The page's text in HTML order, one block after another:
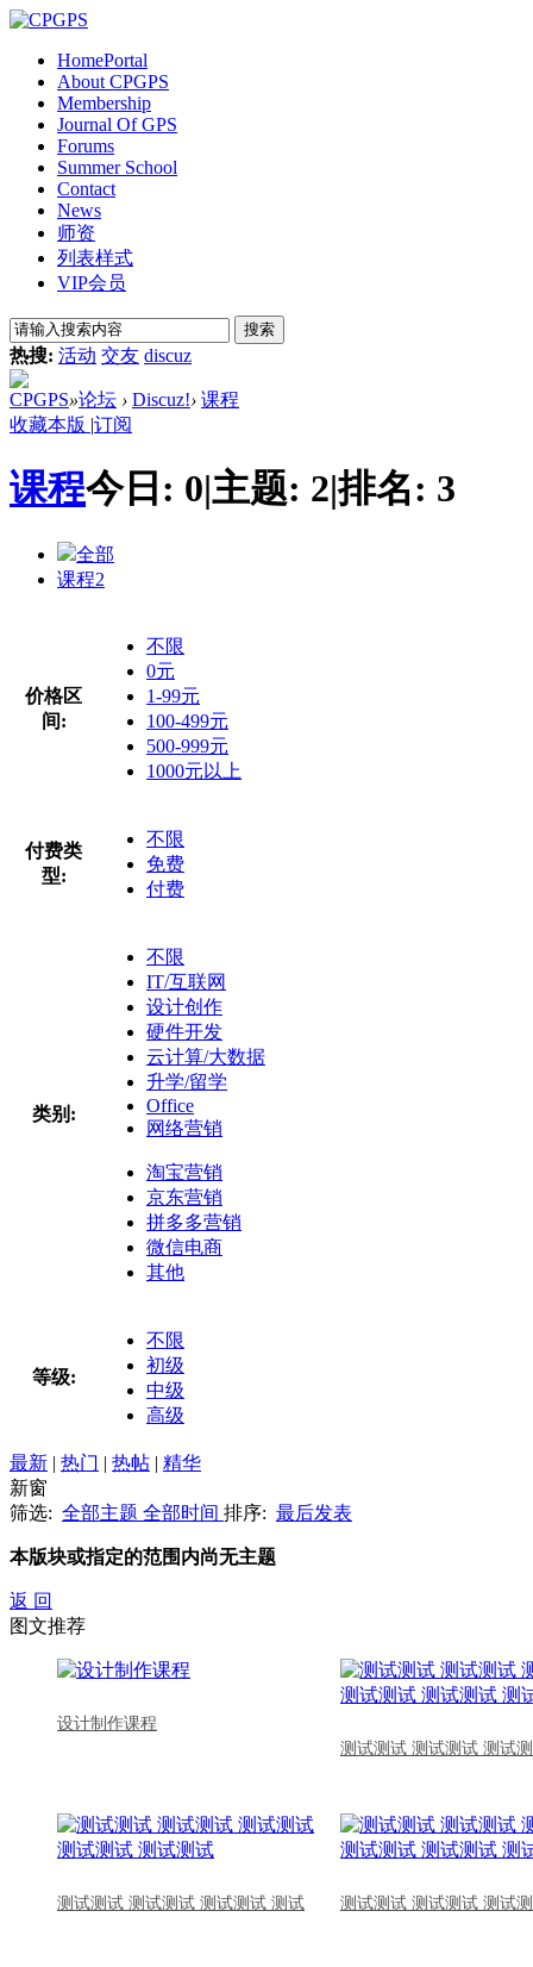
HomePortal
About CPGPS
Membership
Journal Of GPS
Forums
Summer School
Contact
News
师资
列表样式
VIP会员
搜索
热搜: 活动 交友 discuz
CPGPS»论坛 › Discuz!› 课程
收藏本版 |订阅
课程今日: 0|主题: 2|排名: 3
全部
课程2
价格区
间:
不限
0元
1-99元
100-499元
500-999元
1000元以上
付费类
型:
不限
免费
付费
类别:
不限
IT/互联网
设计创作
硬件开发
云计算/大数据
升学/留学
Office
网络营销
淘宝营销
京东营销
拼多多营销
微信电商
其他
等级:
不限
初级
中级
高级
最新 | 热门 | 热帖 | 精华
新窗
筛选: 全部主题 全部时间 排序: 最后发表
本版块或指定的范围内尚无主题
返 回
图文推荐
设计制作课程
测试测试 测试测试 测试
测试测试 测试测试 测试测试 测试 测试测试 测试测试 测试